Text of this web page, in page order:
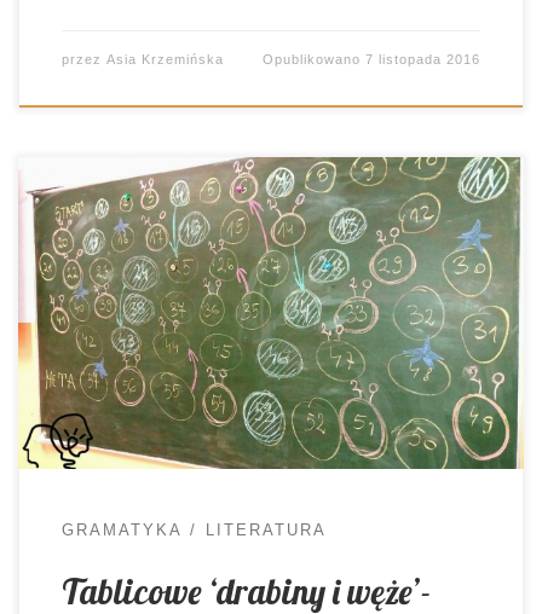
przez Asia Krzemińska Opublikowano7 listopada 2016
Wielkimi krokami zbliża się praca klasowa.
Uczniowie zaczynają dopytywać: “Zrobimy
powtórzenie?” Oczywiście, że zrobimy, I to jakie!
Tablicowe! Niemal po każdym omówionym dziale
czeka na uczniów, ale i na nauczycieli potwór
znany powszechnie pod nazwą: klasówka.
Tradycyjnie przyjęło się sprawdzać w ten sposób
wiedzę i umiejętności młodych ludzi. Bez
względu […]
GRAMATYKA LITERATURA
Tablicowe ‘drabiny i węże’-